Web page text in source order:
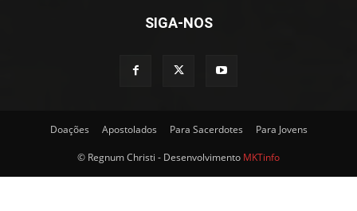
SIGA-NOS
Doações Apostolados Para Sacerdotes Para Jovens
© Regnum Christi - Desenvolvimento MKTinfo